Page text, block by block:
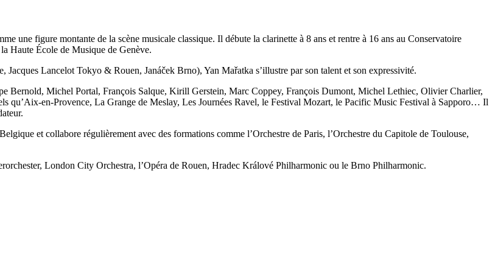
une figure montante de la scène musicale classique. Il débute la clarinette à 8 ans et rentre à 16 ans au Conservatoire
Haute École de Musique de Genève.
Lancelot Tokyo & Rouen, Janáček Brno), Yan Mařatka s’illustre par son talent et son expressivité.
Bernold, Michel Portal, François Salque, Kirill Gerstein, Marc Coppey, François Dumont, Michel Lethiec, Olivier Charlier,
qu’Aix-en-Provence, La Grange de Meslay, Les Journées Ravel, le Festival Mozart, le Pacific Music Festival à Sapporo… Il
et collabore régulièrement avec des formations comme l’Orchestre de Paris, l’Orchestre du Capitole de Toulouse,
London City Orchestra, l’Opéra de Rouen, Hradec Králové Philharmonic ou le Brno Philharmonic.